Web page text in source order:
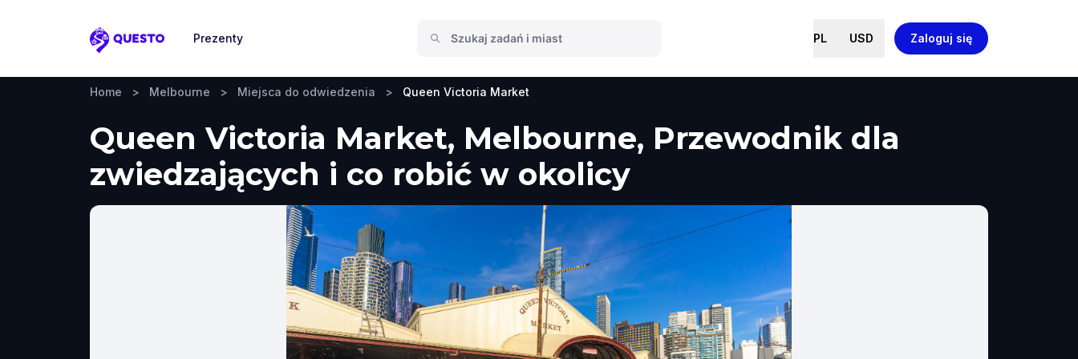
Questo
Prezenty PL USD Zaloguj się
Home > Melbourne > Miejsca do odwiedzenia > Queen Victoria Market
Queen Victoria Market, Melbourne, Przewodnik dla
zwiedzających i co robić w okolicy